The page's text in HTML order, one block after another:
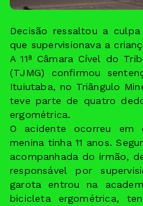
Decisão ressaltou a
que supervisionava a
A 11ª Câmara Cível do
(TJMG) confirmou
Ituiutaba, no Triângulo
teve parte de quatro
ergométrica.
O acidente ocorreu em
menina tinha 11 anos.
acompanhada do irmão,
responsável por
garota entrou na
bicicleta ergométrica,